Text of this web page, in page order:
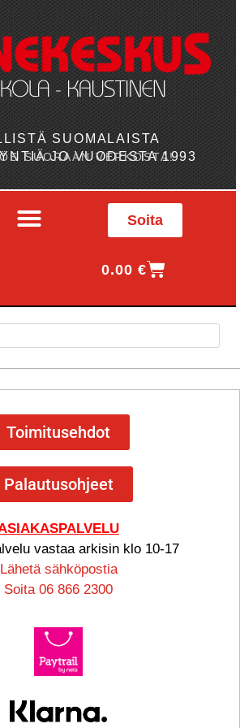
SUOMALAISTA
JO VUODESTA 1993
SUORAAN VERKOSTA!
Soita
0.00€
Toimitusehdot
Palautusohjeet
vastaa arkisin klo 10-17
Lähetä sähköpostia
Soita 06 866 2300